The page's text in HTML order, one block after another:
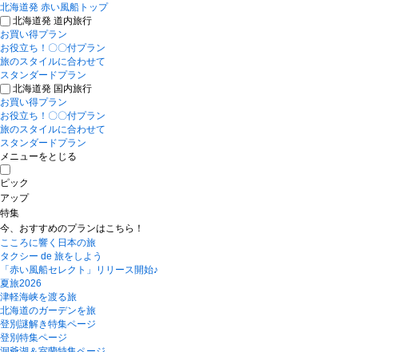
北海道発 赤い風船トップ
北海道発 道内旅行
お買い得プラン
お役立ち！〇〇付プラン
旅のスタイルに合わせて
スタンダードプラン
北海道発 国内旅行
お買い得プラン
お役立ち！〇〇付プラン
旅のスタイルに合わせて
スタンダードプラン
メニューをとじる
ピック
アップ
特集
今、おすすめのプランはこちら！
こころに響く日本の旅
タクシー de 旅をしよう
「赤い風船セレクト」リリース開始♪
夏旅2026
津軽海峡を渡る旅
北海道のガーデンを旅
登別謎解き特集ページ
登別特集ページ